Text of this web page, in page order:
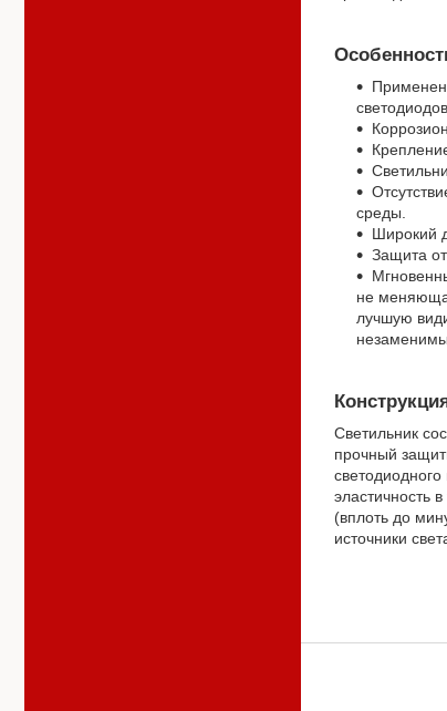
среды.
Широкий
Защита
не
лучшую
Светильник
прочный
эластичность
(вплоть до
источники